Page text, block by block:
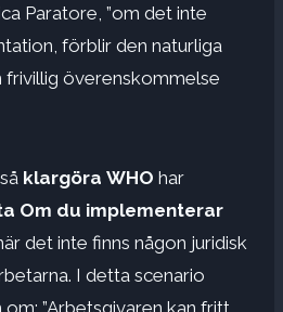
Paratore, ”om det inte
förblir den naturliga
frivillig överenskommelse
klargöra WHO har
Om du implementerar
det inte finns någon juridisk
I detta scenario
”Arbetsgivaren kan fritt